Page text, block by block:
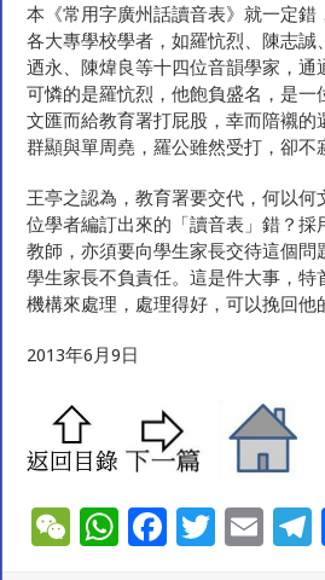
本《常用字廣州話讀音表》就一定錯
各大專學校學者，如羅忼烈、陳志誠
迺永、陳煒良等十四位音韻學家，通
可憐的是羅忼烈，他飽負盛名，是一
文匯而給教育署打屁股，幸而隌襯的
群顯與單周堯，羅公雖然受打，卻不
王亭之認為，教育署要交代，何以何
位學者編訂出來的「讀音表」錯？採
教師，亦須要向學生家長交待這個問
學生家長不負責任。這是件大事，特
機構來處理，處理得好，可以挽回他
2013年6月9日
W W F
T
E